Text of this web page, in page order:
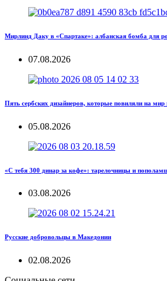
Мирлинд Даку в «Спартаке»: албанская бомба для
07.08.2026
Пять сербских дизайнеров, которые повиляли на
05.08.2026
«С тебя 300 динар за кофе»: тарелочницы и
03.08.2026
Русские добровольцы в Македонии
02.08.2026